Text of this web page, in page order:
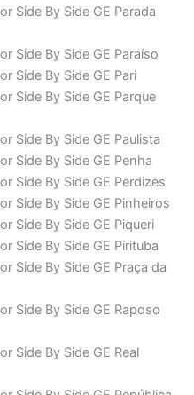
Side By Side GE Parada
Side By Side GE Paraíso
Side By Side GE Pari
Side By Side GE Parque
Side By Side GE Paulista
Side By Side GE Penha
Side By Side GE Perdizes
Side By Side GE Pinheiros
Side By Side GE Piqueri
Side By Side GE Pirituba
Side By Side GE Praça da
Side By Side GE Raposo
Side By Side GE Real